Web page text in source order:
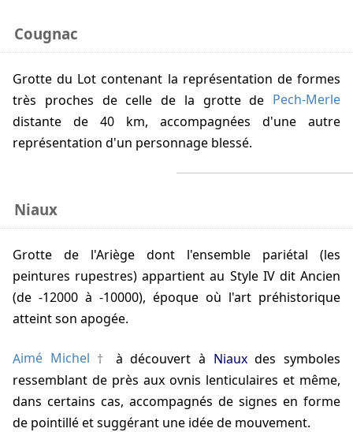
Cougnac
Grotte du Lot contenant la représentation de formes
très proches de celle de la grotte de Pech-Merle
distante de 40 km, accompagnées d'une autre
représentation d'un personnage blessé.
Niaux
Grotte de l'Ariège dont l'ensemble pariétal (les
peintures rupestres) appartient au Style IV dit Ancien
(de -12000 à -10000), époque où l'art préhistorique
atteint son apogée.
Aimé Michel à découvert à Niauxdes symboles
ressemblant de près aux ovnis lenticulaires et même,
dans certains cas, accompagnés de signes en forme
de pointillé et suggérant une idée de mouvement.